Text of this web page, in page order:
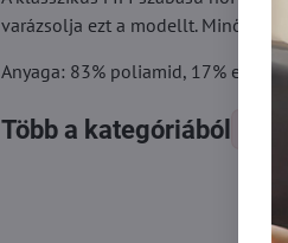
varázsolja ezt a modellt. Minőségi
Anyaga: 83% poliamid, 17%
Több a kategóriából